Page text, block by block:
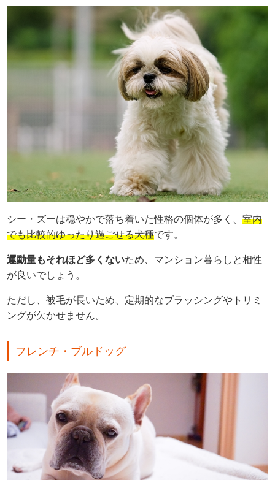
シー・ズーは穏やかで落ち着いた性格の個体が多く、室内
でも比較的ゆったり過ごせる犬種です。
運動量もそれほど多くないため、マンション暮らしと相性
が良いでしょう。
ただし、被毛が長いため、定期的なブラッシングやトリミ
ングが欠かせません。
フレンチ・ブルドッグ